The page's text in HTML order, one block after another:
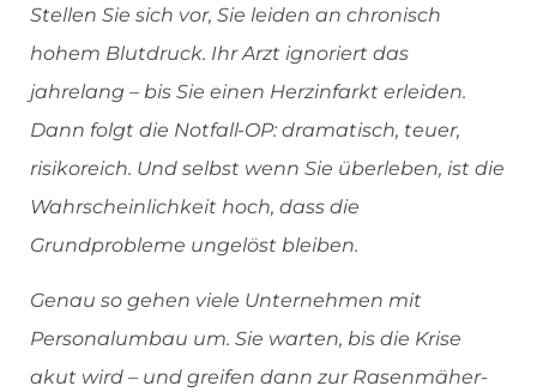
Stellen Sie sich vor, Sie leiden an chronisch
hohem Blutdruck. Ihr Arzt ignoriert das
jahrelang – bis Sie einen Herzinfarkt erleiden.
Dann folgt die Notfall-OP: dramatisch, teuer,
risikoreich. Und selbst wenn Sie überleben, ist die
Wahrscheinlichkeit hoch, dass die
Grundprobleme ungelöst bleiben.
Genau so gehen viele Unternehmen mit
Personalumbau um. Sie warten, bis die Krise
akut wird – und greifen dann zur Rasenmäher-